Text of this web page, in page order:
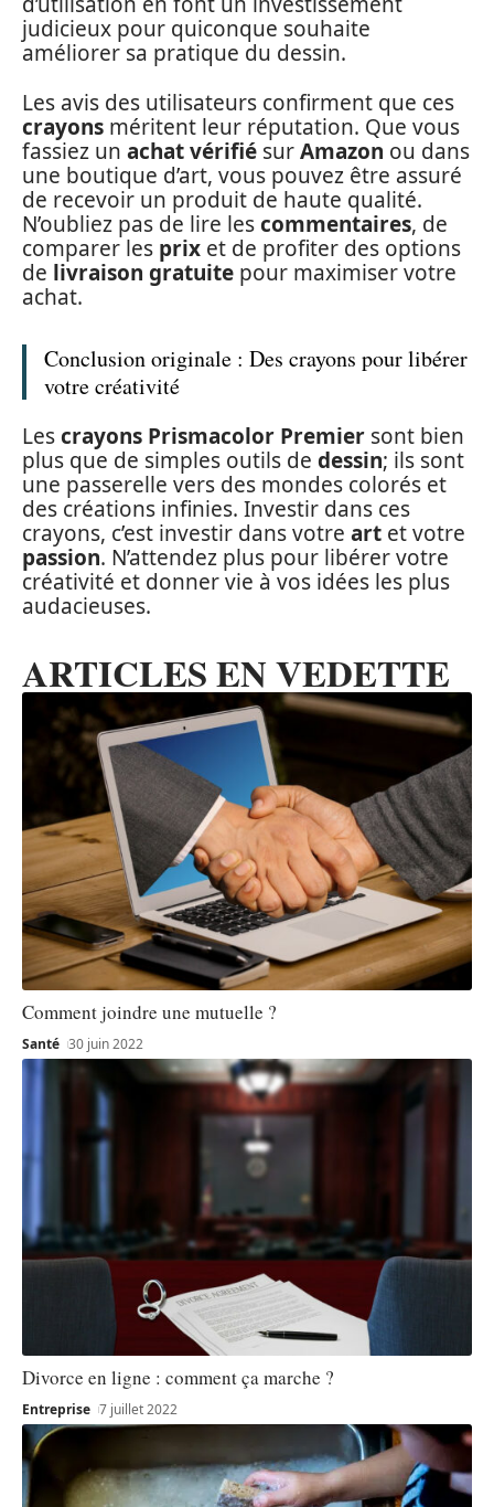
judicieux pour quiconque souhaite
améliorer sa pratique du dessin.
Les avis des utilisateurs confirment que ces
crayons méritent leur réputation. Que vous
fassiez un achat vérifié surAmazon ou dans
une boutique d’art, vous pouvez être assuré
de recevoir un produit de haute qualité.
N’oubliez pas de lire lescommentaires, de
comparer les prix et de profiter des options
de livraison gratuite pour maximiser votre
achat.
Conclusion originale : Des crayons pour libérer
votre créativité
Lescrayons Prismacolor Premier sont bien
plus que de simples outils de dessin; ils sont
une passerelle vers des mondes colorés et
des créations infinies. Investir dans ces
crayons, c’est investir dans votre art et votre
passion. N’attendez plus pour libérer votre
créativité et donner vie à vos idées les plus
audacieuses.
ARTICLES EN VEDETTE
Comment joindre une mutuelle ?
Santé 30 juin 2022
Divorce en ligne : comment ça marche ?
Entreprise 7 juillet 2022